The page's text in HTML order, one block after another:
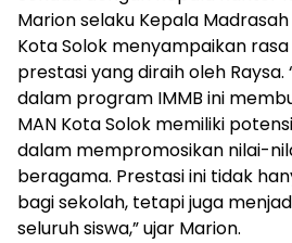
Marion selaku Kepala
Kota Solok menyampaikan
prestasi yang diraih oleh Raysa.
dalam program IMMB ini
MAN Kota Solok memiliki
dalam mempromosikan nilai-
beragama. Prestasi ini tidak
bagi sekolah, tetapi juga
seluruh siswa,” ujar Marion.